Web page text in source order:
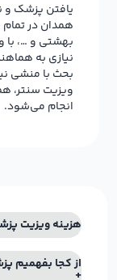
یافتن پزشک و
همدان در
بهشتی و …، با
نیازی به
بحث با منشی
ویزیت سنتر،
انجام می‌شود.
هزینه ویزیت
از کجا بفهمیم